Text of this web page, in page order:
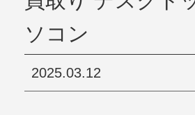
ソコン
2025.03.12